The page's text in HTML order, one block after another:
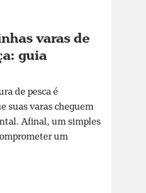
varas de
guia
de pesca é
suas varas cheguem
Afinal, um simples
um